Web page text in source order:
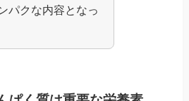
パクな内容となっ